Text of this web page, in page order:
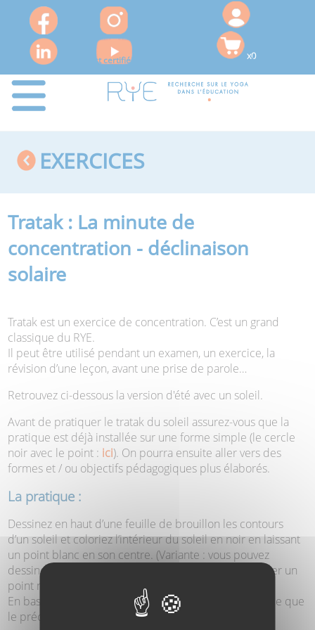
x0
Le RYE est certifié QUALIOPI pour ses actions de formation
EXERCICES
Tratak : La minute de
concentration - déclinaison
solaire
Tratak est un exercice de concentration. C’est un grand
classique du RYE.
Il peut être utilisé pendant un examen, un exercice, la
révision d’une leçon, avant une prise de parole…
Retrouvez ci-dessous la version d'été avec un soleil.
Avant de pratiquer le tratak du soleil assurez-vous que la
pratique est déjà installée sur une forme simple (le cercle
noir avec le point : ici). On pourra ensuite aller vers des
formes et / ou objectifs pédagogiques plus élaborés.
La pratique :
Dessinez en haut d’une feuille de brouillon les contours
d’un soleil et coloriez l’intérieur du soleil en noir en laissant
un point blanc en son centre. (Variante : vous pouvez
dessiner uniquement les contours d'un soleil et ajouter un
point noir en son centre)
En bas de la feuille dessinez un point de la même taille que
le précédent et coloriez le également en noir.